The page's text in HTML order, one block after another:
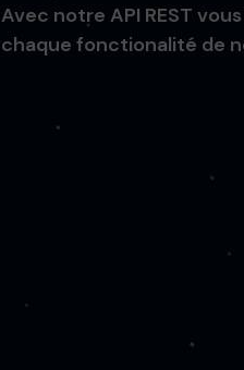
Avec notre API REST
chaque fonctionalité de